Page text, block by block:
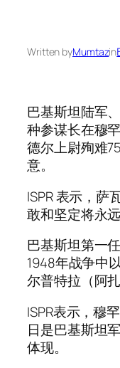
Written byMumtazin
巴基斯坦陆军
种参谋长在穆
德尔上尉殉难
意。
ISPR 表示，萨
敢和坚定将永
巴基斯坦第一
1948年战争中
尔普特拉（阿
ISPR表示，穆
日是巴基斯坦
体现。